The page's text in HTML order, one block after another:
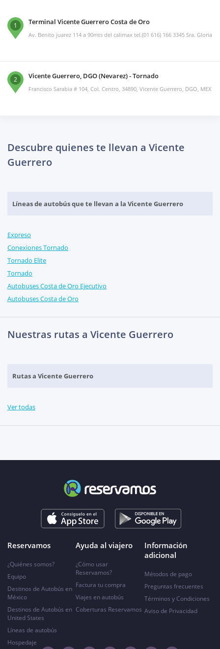
1 Terminal Vicente Guerrero Costa de Oro
Av. Benito juarez 114 a 90mts del calimax tel.(01 616) 166 3345 Sra. Gloria
2 Vicente Guerrero, DGO (Nevarez) - Tornado
Francisco Sarabia # 104, Col. Centro, 34890, Vicente Guerrero, DGO, MEX
Descubre quienes te llevan a Vicente
Guerrero
Líneas de autobús que te llevan a la Vicente Guerrero
Expreso
Conexiones Tornado
Tornado Elite
Tornado
Autobuses Costa de Oro Ejecutivo
Autobuses Costa de Oro
Nuestras rutas a Vicente Guerrero
Rutas a Vicente Guerrero
Ver todas
Reservamos
¿Quiénes somos?
Equipo
Destinos de Autobús en
México
Destinos de Autobús en
United States
Líneas de autobús
Hospedaje
Ayuda al viajero
¿Cómo usar
Reservamos?
Factura tu compra
Viajes en autobús
Coberturas Reservamos
Información
adicional
Métodos de pago
Preguntas frecuentes
Términos y Condiciones
Aviso de Privacidad